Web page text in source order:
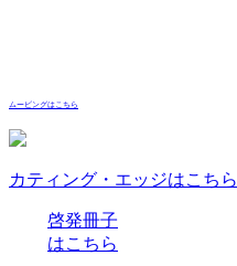
ムービングはこちら
カティング・エッジはこちら
啓発冊子
はこちら